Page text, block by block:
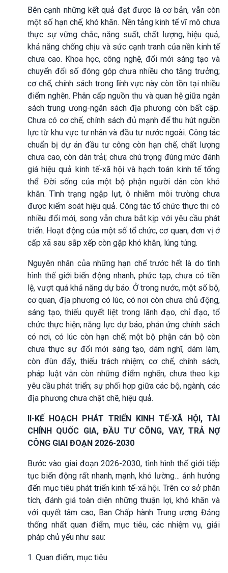
Bên cạnh những kết quả đạt được là cơ bản, vẫn còn
một số hạn chế, khó khăn. Nền tảng kinh tế vĩ mô chưa
thực sự vững chắc, năng suất, chất lượng, hiệu quả,
khả năng chống chịu và sức cạnh tranh của nền kinh tế
chưa cao. Khoa học, công nghệ, đổi mới sáng tạo và
chuyển đổi số đóng góp chưa nhiều cho tăng trưởng;
cơ chế, chính sách trong lĩnh vực này còn tồn tại nhiều
điểm nghẽn. Phân cấp nguồn thu và quan hệ giữa ngân
sách trung ương-ngân sách địa phương còn bất cập.
Chưa có cơ chế, chính sách đủ mạnh để thu hút nguồn
lực từ khu vực tư nhân và đầu tư nước ngoài. Công tác
chuẩn bị dự án đầu tư công còn hạn chế, chất lượng
chưa cao, còn dàn trải; chưa chú trọng đúng mức đánh
giá hiệu quả kinh tế-xã hội và hạch toán kinh tế tổng
thể. Đời sống của một bộ phận người dân còn khó
khăn. Tình trạng ngập lụt, ô nhiễm môi trường chưa
được kiểm soát hiệu quả. Công tác tổ chức thực thi có
nhiều đổi mới, song vẫn chưa bắt kịp với yêu cầu phát
triển. Hoạt động của một số tổ chức, cơ quan, đơn vị ở
cấp xã sau sắp xếp còn gặp khó khăn, lúng túng.
Nguyên nhân của những hạn chế trước hết là do tình
hình thế giới biến động nhanh, phức tạp, chưa có tiền
lệ, vượt quá khả năng dự báo. Ở trong nước, một số bộ,
cơ quan, địa phương có lúc, có nơi còn chưa chủ động,
sáng tạo, thiếu quyết liệt trong lãnh đạo, chỉ đạo, tổ
chức thực hiện; năng lực dự báo, phản ứng chính sách
có nơi, có lúc còn hạn chế; một bộ phận cán bộ còn
chưa thực sự đổi mới sáng tạo, dám nghĩ, dám làm,
còn đùn đẩy, thiếu trách nhiệm; cơ chế, chính sách,
pháp luật vẫn còn những điểm nghẽn, chưa theo kịp
yêu cầu phát triển; sự phối hợp giữa các bộ, ngành, các
địa phương chưa chặt chẽ, hiệu quả.
II-KẾ HOẠCH PHÁT TRIỂN KINH TẾ-XÃ HỘI, TÀI
CHÍNH QUỐC GIA, ĐẦU TƯ CÔNG, VAY, TRẢ NỢ
CÔNG GIAI ĐOẠN 2026-2030
Bước vào giai đoạn 2026-2030, tình hình thế giới tiếp
tục biến động rất nhanh, mạnh, khó lường… ảnh hưởng
đến mục tiêu phát triển kinh tế-xã hội. Trên cơ sở phân
tích, đánh giá toàn diện những thuận lợi, khó khăn và
với quyết tâm cao, Ban Chấp hành Trung ương Đảng
thống nhất quan điểm, mục tiêu, các nhiệm vụ, giải
pháp chủ yếu như sau:
1. Quan điểm, mục tiêu